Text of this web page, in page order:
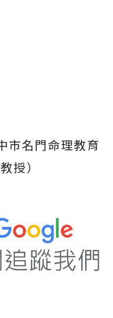
市名門命理教育
授）